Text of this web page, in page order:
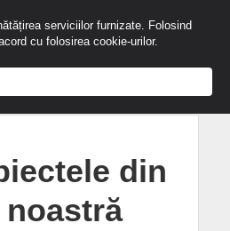
din
serviciilor furnizate. Folosind
cu folosirea cookie-urilor.